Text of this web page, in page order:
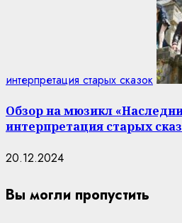
интерпретация старых сказок
Обзор на мюзикл
интерпретация старых
20.12.2024
Вы могли пропустить